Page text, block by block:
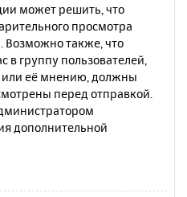
может решить, что
просмотра
Возможно также, что
группу пользователей,
или её мнению, должны
перед отправкой.
дополнительной